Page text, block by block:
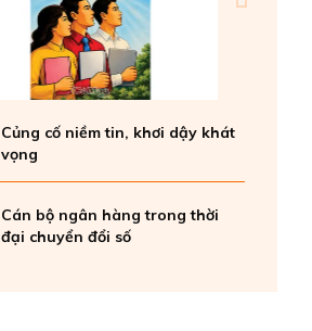
Củng cố niềm tin, khơi dậy khát
vọng
Cán bộ ngân hàng trong thời
đại chuyển đổi số